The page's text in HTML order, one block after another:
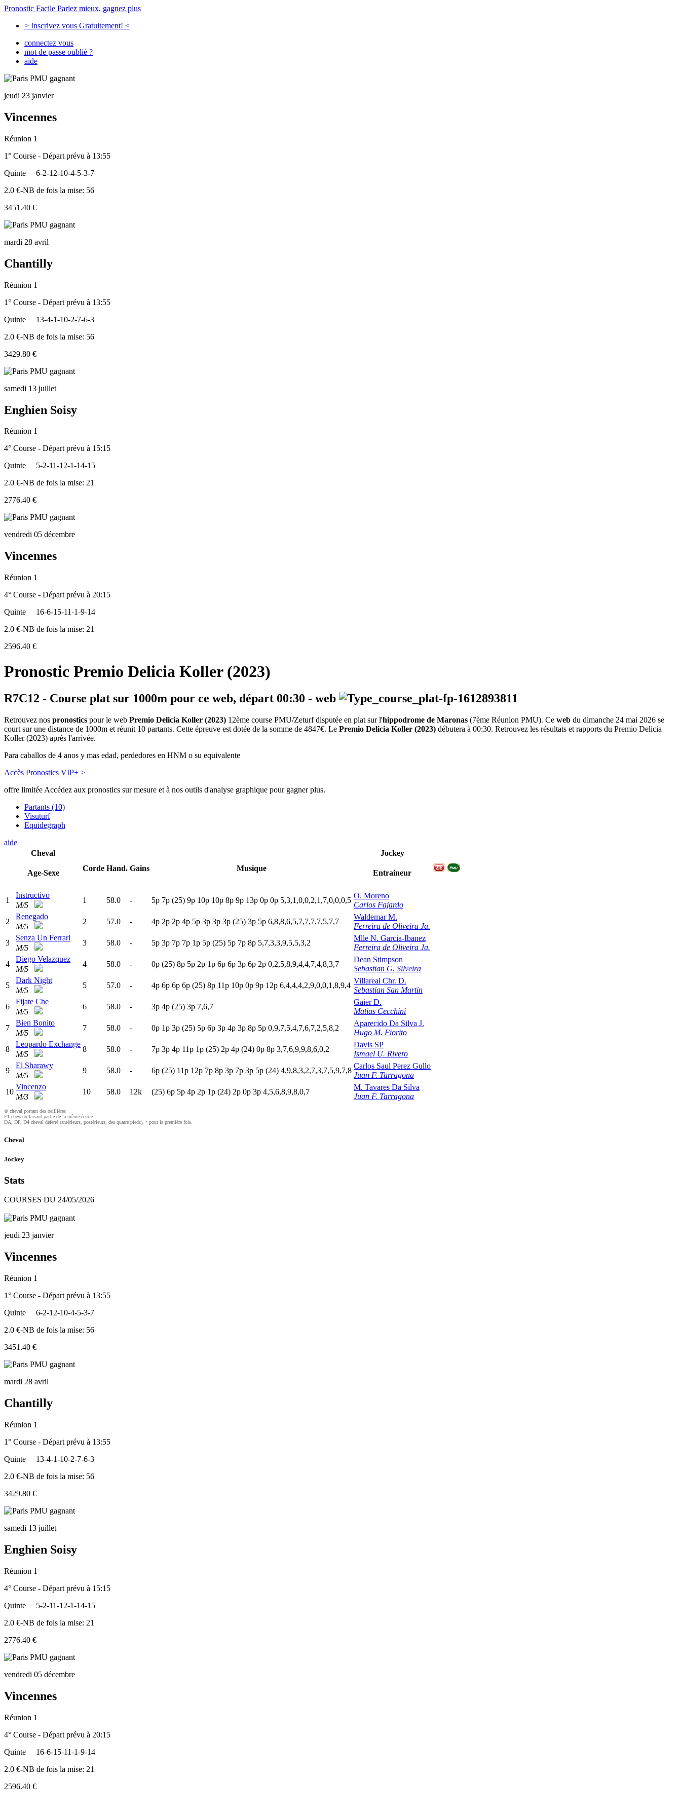
Pronostic Facile Pariez mieux, gagnez plus
> Inscrivez vous Gratuitement! <
connectez vous
mot de passe oublié ?
aide
jeudi 23 janvier
Vincennes
Réunion 1
1° Course - Départ prévu à 13:55
Quinte
6-2-12-10-4-5-3-7
2.0 €-NB de fois la mise: 56
3451.40 €
mardi 28 avril
Chantilly
Réunion 1
1° Course - Départ prévu à 13:55
Quinte
13-4-1-10-2-7-6-3
2.0 €-NB de fois la mise: 56
3429.80 €
samedi 13 juillet
Enghien Soisy
Réunion 1
4° Course - Départ prévu à 15:15
Quinte
5-2-11-12-1-14-15
2.0 €-NB de fois la mise: 21
2776.40 €
vendredi 05 décembre
Vincennes
Réunion 1
4° Course - Départ prévu à 20:15
Quinte
16-6-15-11-1-9-14
2.0 €-NB de fois la mise: 21
2596.40 €
Pronostic Premio Delicia Koller (2023)
R7C12 - Course plat sur 1000m pour ce web, départ 00:30 - web
Retrouvez nos pronostics pour le web Premio Delicia Koller (2023) 12ème course PMU/Zeturf disputée en plat sur l'hippodrome de Maronas (7ème Réunion PMU). Ce web du dimanche 24 mai 2026 se
court sur une distance de 1000m et réunit 10 partants. Cette épreuve est dotée de la somme de 4847€. Le Premio Delicia Koller (2023) débutera à 00:30. Retrouvez les résultats et rapports du Premio Delicia
Koller (2023) après l'arrivée.
Para caballos de 4 anos y mas edad, perdedores en HNM o su equivalente
Accès Pronostics VIP+ >
offre limitée Accédez aux pronostics sur mesure et à nos outils d'analyse graphique pour gagner plus.
Partants (10)
Visuturf
Equidegraph
aide
Cheval
Age-Sexe
Corde Hand. Gains Musique
Jockey
Entraineur
1
Instructivo
M/5
1 58.0 - 5p 7p (25) 9p 10p 10p 8p 9p 13p 0p 0p 5,3,1,0,0,2,1,7,0,0,0,5
O. Moreno
Carlos Fajardo
2
Renegado
M/5
2 57.0 - 4p 2p 2p 4p 5p 3p 3p 3p (25) 3p 5p 6,8,8,6,5,7,7,7,7,5,7,7
Waldemar M.
Ferreira de Oliveira Ja.
3
Senza Un Ferrari
M/5
3 58.0 - 5p 3p 7p 7p 1p 5p (25) 5p 7p 8p 5,7,3,3,9,5,5,3,2
Mlle N. Garcia-Ibanez
Ferreira de Oliveira Ja.
4
Diego Velazquez
M/5
4 58.0 - 0p (25) 8p 5p 2p 1p 6p 6p 3p 6p 2p 0,2,5,8,9,4,4,7,4,8,3,7
Dean Stimpson
Sebastian G. Silveira
5
Dark Night
M/5
5 57.0 - 4p 6p 6p 6p (25) 8p 11p 10p 0p 9p 12p 6,4,4,4,2,9,0,0,1,8,9,4
Villareal Chr. D.
Sebastian San Martin
6
Fijate Che
M/5
6 58.0 - 3p 4p (25) 3p 7,6,7
Gaier D.
Matias Cecchini
7
Bien Bonito
M/5
7 58.0 - 0p 1p 3p (25) 5p 6p 3p 4p 3p 8p 5p 0,9,7,5,4,7,6,7,2,5,8,2
Aparecido Da Silva J.
Hugo M. Fiorito
8
Leopardo Exchange
M/5
8 58.0 - 7p 3p 4p 11p 1p (25) 2p 4p (24) 0p 8p 3,7,6,9,9,8,6,0,2
Davis SP
Ismael U. Rivero
9
El Sharawy
M/5
9 58.0 - 6p (25) 11p 12p 7p 8p 3p 7p 3p 5p (24) 4,9,8,3,2,7,3,7,5,9,7,8
Carlos Saul Perez Gullo
Juan F. Tarragona
10
Vincenzo
M/3
10 58.0 12k (25) 6p 5p 4p 2p 1p (24) 2p 0p 3p 4,5,6,8,9,8,0,7
M. Tavares Da Silva
Juan F. Tarragona
⊗ cheval portant des oeilllères
E1 chevaux faisant partie de la même écurie
DA, DP, D4 cheval déferré (antérieurs, postérieurs, des quatre pieds), • pour la première fois.
Cheval
Jockey
Stats
COURSES DU 24/05/2026
jeudi 23 janvier
Vincennes
Réunion 1
1° Course - Départ prévu à 13:55
Quinte
6-2-12-10-4-5-3-7
2.0 €-NB de fois la mise: 56
3451.40 €
mardi 28 avril
Chantilly
Réunion 1
1° Course - Départ prévu à 13:55
Quinte
13-4-1-10-2-7-6-3
2.0 €-NB de fois la mise: 56
3429.80 €
samedi 13 juillet
Enghien Soisy
Réunion 1
4° Course - Départ prévu à 15:15
Quinte
5-2-11-12-1-14-15
2.0 €-NB de fois la mise: 21
2776.40 €
vendredi 05 décembre
Vincennes
Réunion 1
4° Course - Départ prévu à 20:15
Quinte
16-6-15-11-1-9-14
2.0 €-NB de fois la mise: 21
2596.40 €